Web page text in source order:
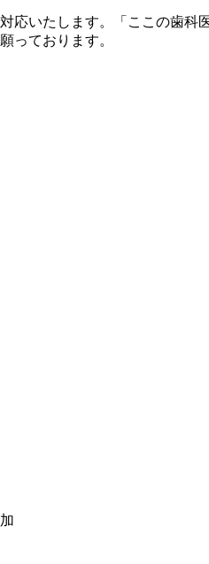
いたします。「ここの歯
っております。